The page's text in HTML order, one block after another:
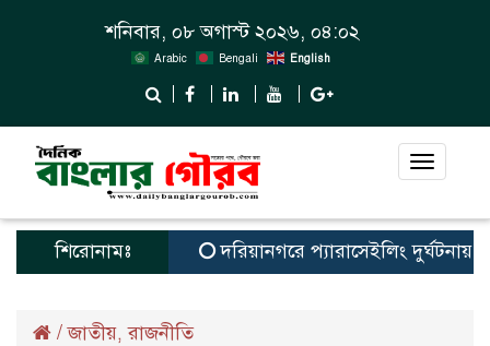
শনিবার, ০৮ অগাস্ট ২০২৬, ০৪:০২
Arabic Bengali English
Toggle
শিরোনামঃ দরিয়ানগরে প্যারাসেইলিং দুর্ঘটনায়
/জাতীয়,রাজনীতি